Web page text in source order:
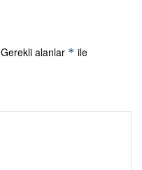
Gerekli alanlar * ile